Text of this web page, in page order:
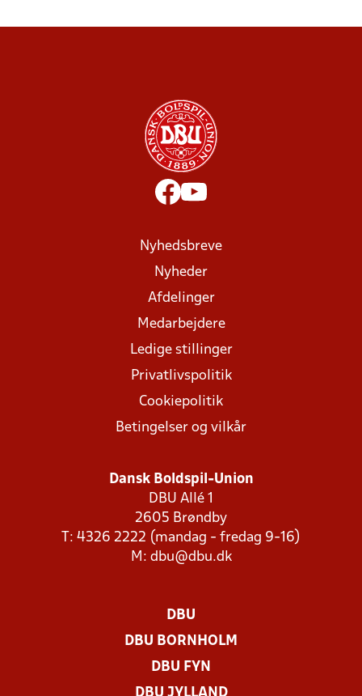
Nyhedsbreve
Nyheder
Afdelinger
Medarbejdere
Ledige stillinger
Privatlivspolitik
Cookiepolitik
Betingelser og vilkår
Dansk Boldspil-Union
DBU Allé 1
2605 Brøndby
T: 4326 2222 (mandag - fredag 9-16)
M: dbu@dbu.dk
DBU
DBU BORNHOLM
DBU FYN